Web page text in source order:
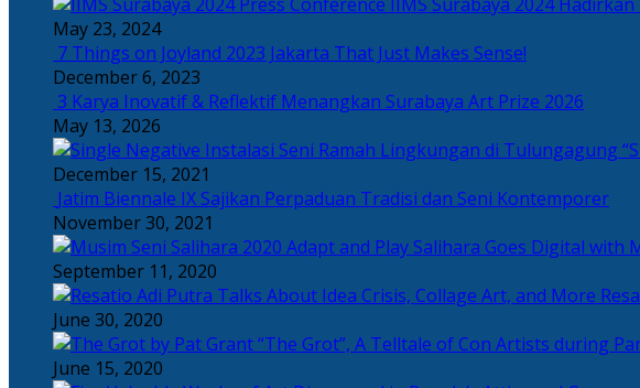
May 23, 2024
7 Things on Joyland 2023 Jakarta That Just Makes Sense!
December 6, 2023
3 Karya Inovatif & Reflektif Menangkan Surabaya Art Prize 2026
May 13, 2026
December 15, 2021
Jatim Biennale IX Sajikan Perpaduan Tradisi dan Seni Kontemporer
November 30, 2021
Salihara Goes Digital with
September 11, 2020
June 30, 2020
“The Grot”, A Telltale of Con Artists during
June 15, 2020